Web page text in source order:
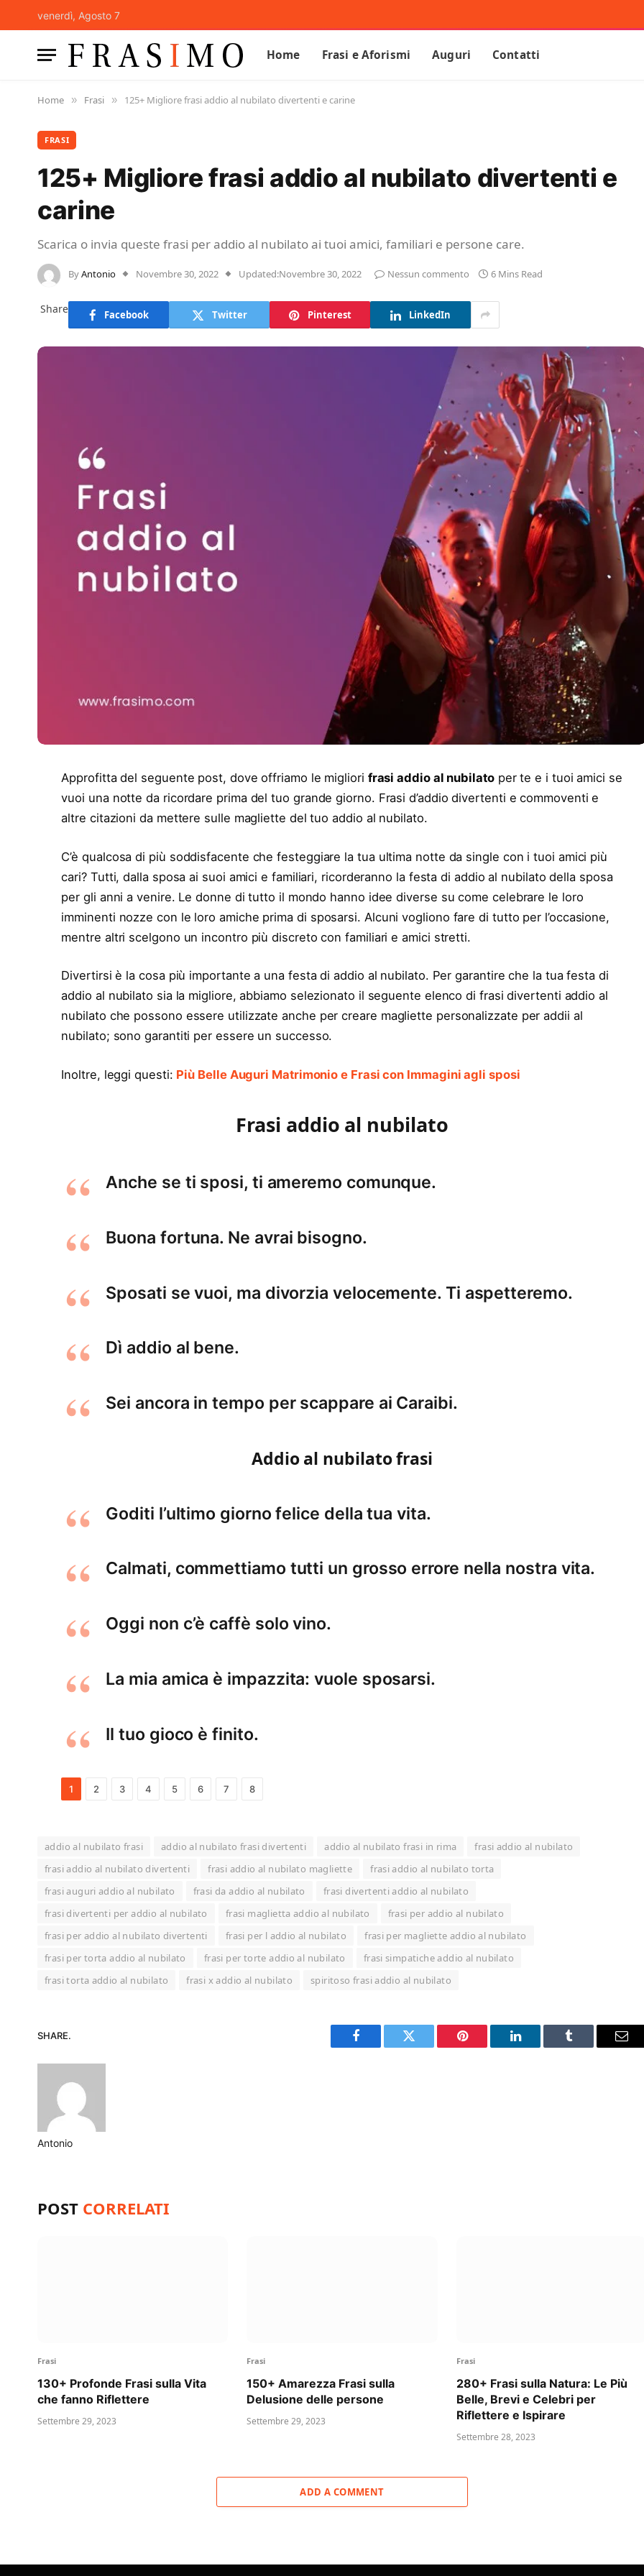
venerdì, Agosto 7
Home Frasi e Aforismi Auguri Contatti
Home » Frasi » 125+ Migliore frasi addio al nubilato divertenti e carine
FRASI
125+ Migliore frasi addio al nubilato divertenti e
carine
Scarica o invia queste frasi per addio al nubilato ai tuoi amici, familiari e persone care.
ByAntonio Novembre 30, 2022 Updated:Novembre 30, 2022 Nessun commento 6 Mins Read
Share Facebook Twitter Pinterest LinkedIn
Approfitta del seguente post, dove offriamo le migliori frasi addio al nubilatoper te e i tuoi amici se
vuoi una notte da ricordare prima del tuo grande giorno. Frasi d’addio divertenti e commoventi e
altre citazioni da mettere sulle magliette del tuo addio al nubilato.
C’è qualcosa di più soddisfacente che festeggiare la tua ultima notte da single con i tuoi amici più
cari? Tutti, dalla sposa ai suoi amici e familiari, ricorderanno la festa di addio al nubilato della sposa
per gli anni a venire. Le donne di tutto il mondo hanno idee diverse su come celebrare le loro
imminenti nozze con le loro amiche prima di sposarsi. Alcuni vogliono fare di tutto per l’occasione,
mentre altri scelgono un incontro più discreto con familiari e amici stretti.
Divertirsi è la cosa più importante a una festa di addio al nubilato. Per garantire che la tua festa di
addio al nubilato sia la migliore, abbiamo selezionato il seguente elenco di frasi divertenti addio al
nubilato che possono essere utilizzate anche per creare magliette personalizzate per addii al
nubilato; sono garantiti per essere un successo.
Inoltre, leggi questi: Più Belle Auguri Matrimonio e Frasi con Immagini agli sposi
Frasi addio al nubilato
Anche se ti sposi, ti ameremo comunque.
Buona fortuna. Ne avrai bisogno.
Sposati se vuoi, ma divorzia velocemente. Ti aspetteremo.
Dì addio al bene.
Sei ancora in tempo per scappare ai Caraibi.
Addio al nubilato frasi
Goditi l’ultimo giorno felice della tua vita.
Calmati, commettiamo tutti un grosso errore nella nostra vita.
Oggi non c’è caffè solo vino.
La mia amica è impazzita: vuole sposarsi.
Il tuo gioco è finito.
1 2 3 4 5 6 7 8
addio al nubilato frasi addio al nubilato frasi divertenti addio al nubilato frasi in rima
frasi addio al nubilato
frasi addio al nubilato divertenti
frasi addio al nubilato magliette
frasi addio al nubilato torta
frasi auguri addio al nubilato
frasi da addio al nubilato
frasi divertenti addio al nubilato
frasi divertenti per addio al nubilato
frasi maglietta addio al nubilato
frasi per addio al nubilato
frasi per addio al nubilato divertenti
frasi per l addio al nubilato
frasi per magliette addio al nubilato
frasi per torta addio al nubilato
frasi per torte addio al nubilato
frasi simpatiche addio al nubilato
frasi torta addio al nubilato
frasi x addio al nubilato spiritoso frasi addio al nubilato
SHARE.
Facebook Twitter Pinterest LinkedIn Tumblr
Antonio
POST CORRELATI
Frasi
130+ Profonde Frasi sulla Vita
che fanno Riflettere
Settembre 29, 2023
Frasi
150+ Amarezza Frasi sulla
Delusione delle persone
Settembre 29, 2023
Frasi
280+ Frasi sulla Natura: Le Più
Belle, Brevi e Celebri per
Riflettere e Ispirare
Settembre 28, 2023
ADD A COMMENT